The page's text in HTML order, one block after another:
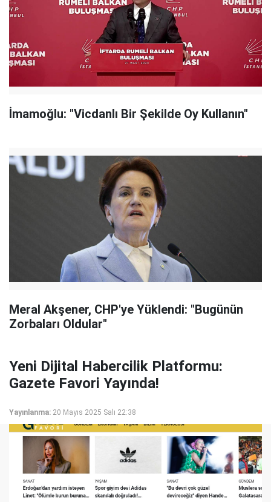
İmamoğlu: "Vicdanlı Bir Şekilde Oy Kullanın"
Meral Akşener, CHP'ye Yüklendi: "Bugünün
Zorbaları Oldular"
Yeni Dijital Habercilik Platformu:
Gazete Favori Yayında!
Yayınlanma: 20 Mayıs 2025 Salı 22:38